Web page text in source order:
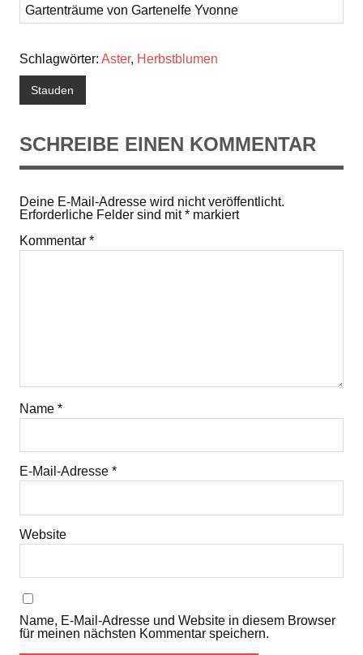
Gartenträume von Gartenelfe Yvonne
Schlagwörter: Aster, Herbstblumen
Stauden
SCHREIBE EINEN KOMMENTAR
Deine E-Mail-Adresse wird nicht veröffentlicht.
Erforderliche Felder sind mit* markiert
Kommentar *
Name *
E-Mail-Adresse *
Website
Name, E-Mail-Adresse und Website in diesem Browser
für meinen nächsten Kommentar speichern.